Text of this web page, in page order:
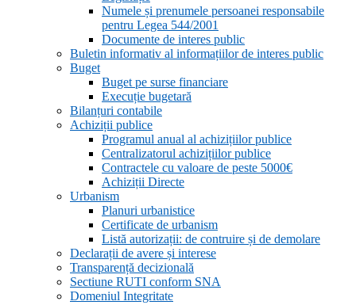
Numele și prenumele persoanei responsabile
pentru Legea 544/2001
Documente de interes public
Buletin informativ al informațiilor de interes public
Buget
Buget pe surse financiare
Execuție bugetară
Bilanțuri contabile
Achiziții publice
Programul anual al achizițiilor publice
Centralizatorul achizițiilor publice
Contractele cu valoare de peste 5000€
Achiziții Directe
Urbanism
Planuri urbanistice
Certificate de urbanism
Listă autorizații: de contruire și de demolare
Declarații de avere și interese
Transparență decizională
Sectiune RUTI conform SNA
Domeniul Integritate